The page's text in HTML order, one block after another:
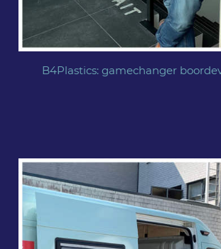
B4Plastics: gamechanger